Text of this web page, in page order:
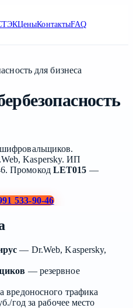
ЦеныКонтактыFAQ
для бизнеса
Kaspersky. ИП
Промокод LET015 —
533-90-46
— Dr.Web, Kaspersky,
— резервное
трафика
год за рабочее место